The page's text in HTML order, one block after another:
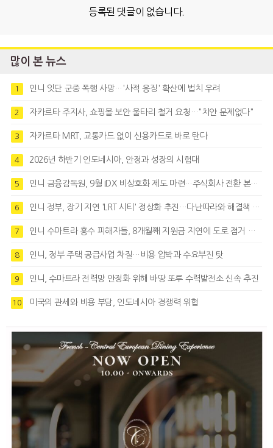
등록된 댓글이 없습니다.
많이 본 뉴스
1 인니 잇단 군중 폭행 사망…'사적 응징' 확산에 법치 우려
2 자카르타 주지사, 쇼핑몰 보안 울타리 철거 요청…"치안 문제없다"
3 자카르타 MRT, 교통카드 없이 신용카드로 바로 탄다
4 2026년 하반기 인도네시아, 안정과 성장의 시험대
5 인니 금융감독원, 9월 IDX 비상호화 제도 마련…주식회사 전환 본격화
6 인니 정부, 장기 지연 'LRT 시티' 정상화 추진…다난따라와 해결책 모색
7 인니 수마트라 홍수 피해자들, 8개월째 지원금 지연에 도로 점거 시위
8 인니, 정부 주택 공급사업 차질…비용 압박과 수요부진 탓
9 인니, 수마트라 전력망 안정화 위해 바땅 또루 수력발전소 신속 추진
10 미국의 관세와 비용 부담, 인도네시아 경쟁력 위협